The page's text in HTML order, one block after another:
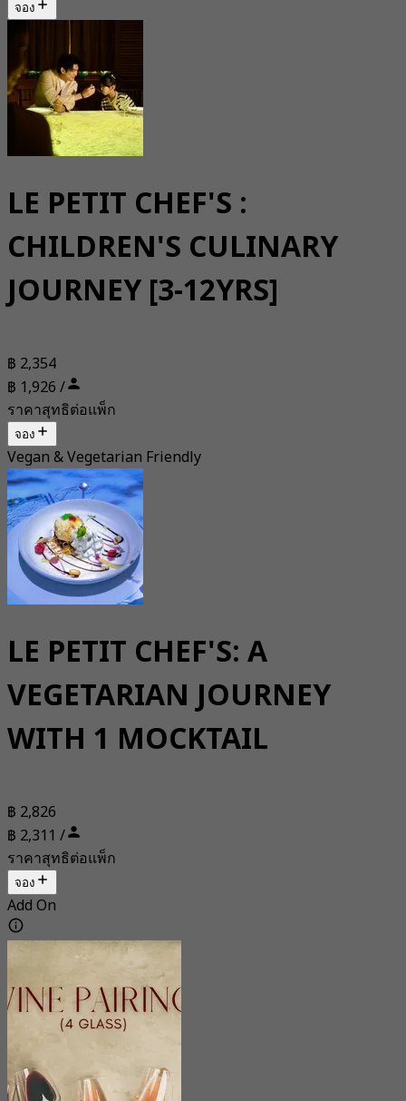
จอง
LE PETIT CHEF'S :
CHILDREN'S CULINARY
JOURNEY [3-12YRS]
฿ 2,354
฿ 1,926 /
ราคาสุทธิต่อแพ็ก
จอง
Vegan & Vegetarian Friendly
LE PETIT CHEF'S: A
VEGETARIAN JOURNEY
WITH 1 MOCKTAIL
฿ 2,826
฿ 2,311 /
ราคาสุทธิต่อแพ็ก
จอง
Add On